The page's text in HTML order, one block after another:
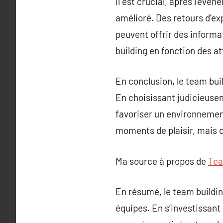
amélioré. Des retours
peuvent offrir des
building en fonction des
En conclusion, le team
En choisissant
favoriser un
moments de plaisir, mais
Ma source à propos de
En résumé, le team
équipes. En